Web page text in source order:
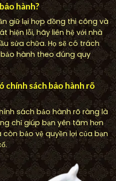
hành?
giữ lại hợp đồng thi công và
hiện lỗi, hãy liên hệ với nhà
sửa chữa. Họ sẽ có trách
hành theo đúng quy
chính sách bảo hành rõ
sách bảo hành rõ ràng là
chỉ giúp bạn yên tâm hơn
bảo vệ quyền lợi của bạn